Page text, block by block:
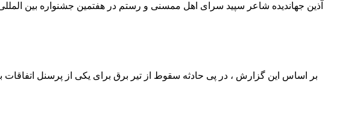
آذین جهاندیده شاعر سپید سرای اهل ممسنی و رستم در هفتمین جشنواره بین
بر اساس این گزارش ، در پی حادثه سقوط از تیر برق برای یکی از پرسنل